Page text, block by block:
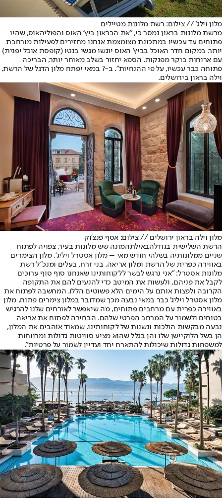
מלון וילג' // צילום: רשת מלונות מטיילים
מרשת מלונות בראון נמסר כי, "את הבראון ביץ' האוס והפוליהאוס, שהיו
פתוחים עד עכשיו במתכונת מצומצמת אנחנו מחזירים לפעילות מורחבת
יותר. במקום חדר האוכל בביץ' האוס יוגשו מגשי בנטו (קופסת אוכל יפנית)
עם ארוחות בוקר מפנקות. הספא יחזור בשלב מאוחר יותר, הבריכה
פתוחה כבר עכשיו, על פי ההנחיות". ב-7 במאי יפתח מלון הדגל של הרשת,
וילה בראון בירושלים.
מלון וילה בראון ירושלים // צילום: אסף פנצ'וק
הרשת השלישית בגודלהבאילתהמונה שש מלונות בעיר, צפויה לפתוח
שניים ממלונותיה בשלהי חודש מאי – מלון אסטרל ויליג', מלון הצימרים
באווירה כפרית של הרשת ומלון אריאה. בני זרח, בעלים ומנכ"ל רשת
מלונות אסטרל: "אני נרגש לבשר ללקוחותינו שאנחנו סוף סוף ערוכים
לקבל את פניהם, ולעשות את המיטב כדי להנעים להם את התקופה
הקרובה ולפצות אותם על הימים הלא פשוטים הללו. המחשבה לפתוח את
מלון אסטרל ויליג' כבר במאי נבעה מכך שמדובר במלון צימרים פתוח, מלון
באווירה כפרית עם מרחבים פתוחים, מה שיאפשר לאורחים שלנו להרגיש
בטוחים ולשמור על המרחב הפרטי שלהם. הבחירה לפתוח את אריאה
נבעה מבקשות הולכות ונשנות של לקוחותינו, שמאוד אוהבים את המלון,
הן בשל הלוקיישן שלו והן בגלל שהוא מציע סוויטות גדולות ומרווחות
למשפחות גדולות שיכולות להתארח יחד ועדיין לשמור על פרטיות".